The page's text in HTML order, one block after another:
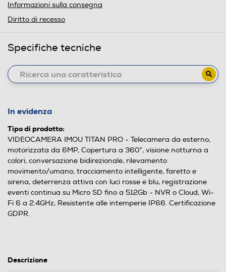
Informazioni sulla consegna
Diritto di recesso
Specifiche tecniche
In evidenza
Tipo di prodotto:
VIDEOCAMERA IMOU TITAN PRO - Telecamera da esterno,
motorizzata da 6MP, Copertura a 360°, visione notturna a
colori, conversazione bidirezionale, rilevamento
movimento/umano, tracciamento intelligente, faretto e
sirena, deterrenza attiva con luci rosse e blu, registrazione
eventi continua su Micro SD fino a 512Gb - NVR o Cloud, Wi-
Fi 6 a 2.4GHz, Resistente alle intemperie IP66. Certificazione
GDPR.
Descrizione